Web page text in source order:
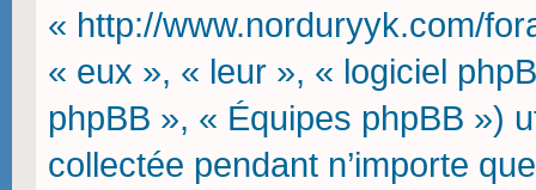
« http://www.norduryyk.com/
« eux », « leur », « logiciel
phpBB », « Équipes phpBB »)
collectée pendant n’importe